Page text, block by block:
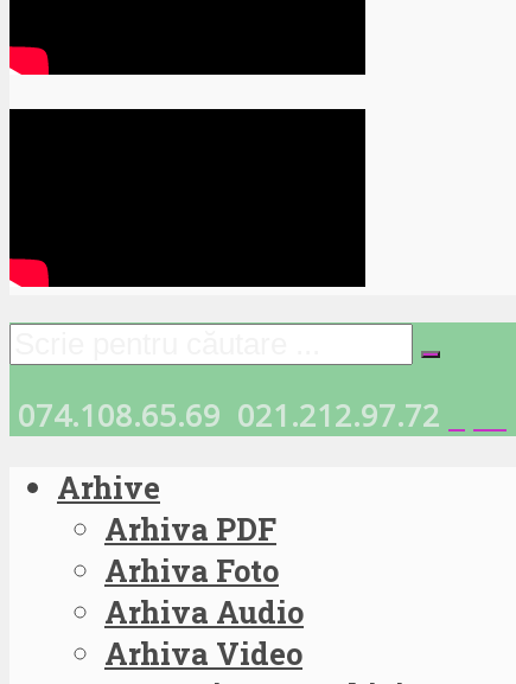
074.108.65.69 021.212.97.72
Arhive
Arhiva PDF
Arhiva Foto
Arhiva Audio
Arhiva Video